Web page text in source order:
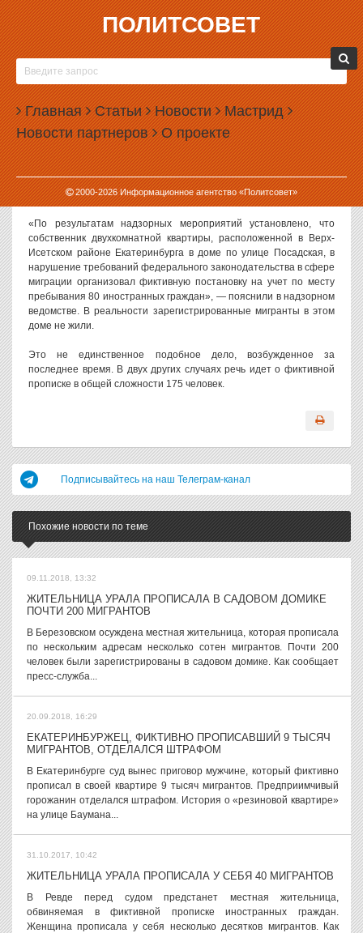
ПОЛИТСОВЕТ
Главная Статьи Новости Мастрид
Новости партнеров О проекте
2000-2026Информационное агентство «Политсовет»
26.12.2019, 14:09
ЕКАТЕРИНБУРЖЕЦ ПРОПИСАЛ В
ДВУХКОМНАТНОЙ КВАРТИРЕ 80 МИГРАНТОВ
В Екатеринбурге возбуждено уголовное дело о фиктивной
регистрации в двухкомнатной квартире 80 мигрантов.
Как сообщили в пресс-службе областной прокуратуры,
фигурантом дела стал собственник квартиры в доме на улице
Посадская.
«По результатам надзорных мероприятий установлено, что
собственник двухкомнатной квартиры, расположенной в Верх-
Исетском районе Екатеринбурга в доме по улице Посадская, в
нарушение требований федерального законодательства в сфере
миграции организовал фиктивную постановку на учет по месту
пребывания 80 иностранных граждан», — пояснили в надзорном
ведомстве. В реальности зарегистрированные мигранты в этом
доме не жили.
Это не единственное подобное дело, возбужденное за
последнее время. В двух других случаях речь идет о фиктивной
прописке в общей сложности 175 человек.
Подписывайтесь на наш Телеграм-канал
Похожие новости по теме
09.11.2018, 13:32
ЖИТЕЛЬНИЦА УРАЛА ПРОПИСАЛА В САДОВОМ ДОМИКЕ
ПОЧТИ 200 МИГРАНТОВ
В Березовском осуждена местная жительница, которая прописала
по нескольким адресам несколько сотен мигрантов. Почти 200
человек были зарегистрированы в садовом домике. Как сообщает
пресс-служба...
20.09.2018, 16:29
ЕКАТЕРИНБУРЖЕЦ, ФИКТИВНО ПРОПИСАВШИЙ 9 ТЫСЯЧ
МИГРАНТОВ, ОТДЕЛАЛСЯ ШТРАФОМ
В Екатеринбурге суд вынес приговор мужчине, который фиктивно
прописал в своей квартире 9 тысяч мигрантов. Предприимчивый
горожанин отделался штрафом. История о «резиновой квартире»
на улице Баумана...
31.10.2017, 10:42
ЖИТЕЛЬНИЦА УРАЛА ПРОПИСАЛА У СЕБЯ 40 МИГРАНТОВ
В Ревде перед судом предстанет местная жительница,
обвиняемая в фиктивной прописке иностранных граждан.
Женщина прописала у себя несколько десятков мигрантов. Как